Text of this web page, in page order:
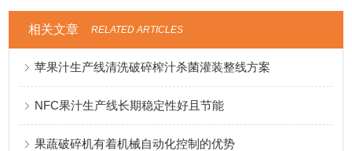
相关文章 RELATED ARTICLES
苹果汁生产线清洗破碎榨汁杀菌灌装整线方案
NFC果汁生产线长期稳定性好且节能
果蔬破碎机有着机械自动化控制的优势